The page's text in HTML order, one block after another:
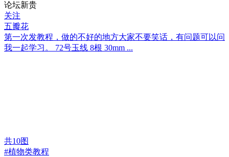
论坛新贵
关注
五瓣花
第一次发教程，做的不好的地方大家不要笑话，有问题可以问
我一起学习。 72号玉线 8根 30mm ...
共10图
#植物类教程